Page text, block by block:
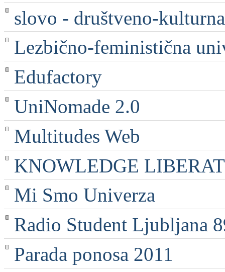
slovo - društveno-
Lezbično-feministična
Edufactory
UniNomade 2.0
Multitudes Web
KNOWLEDGE
Mi Smo Univerza
Radio Student Ljubljana
Parada ponosa 2011